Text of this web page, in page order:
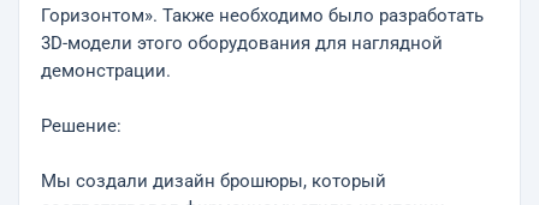
Горизонтом». Также необходимо было разработать
3D-модели этого оборудования для наглядной
демонстрации.
Решение:
Мы создали дизайн брошюры, который